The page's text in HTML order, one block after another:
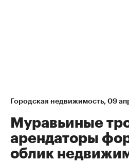
Городская недвижимость⁠, 09
Муравьиные
арендаторы
облик